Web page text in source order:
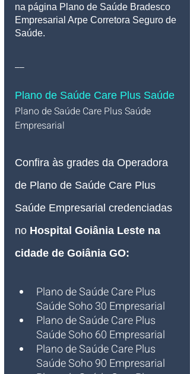
na página Plano de Saúde Bradesco
Empresarial Arpe Corretora Seguro de
Saúde.
__
Plano de Saúde Care Plus Saúde
Plano de Saúde Care Plus Saúde
Empresarial
Confira às grades da Operadora
de Plano de Saúde Care Plus
Saúde Empresarial credenciadas
no Hospital Goiânia Leste na
cidade de Goiânia GO:
Plano de Saúde Care Plus
Saúde Soho 30 Empresarial
Plano de Saúde Care Plus
Saúde Soho 60 Empresarial
Plano de Saúde Care Plus
Saúde Soho 90 Empresarial